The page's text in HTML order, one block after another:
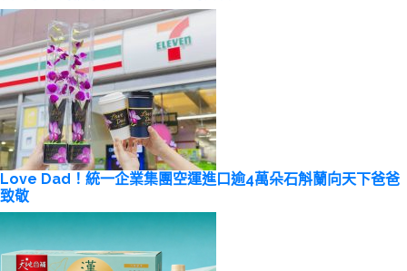
Love Dad！統一企業集團空運進口逾4萬朵石斛蘭向天下爸爸
致敬